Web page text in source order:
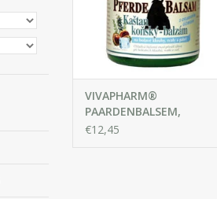
regeneratieve massage van de
spieren, gewrichten en de rug.
VIVAPHARM®
PAARDENBALSEM,
Verkoelende
€12,45